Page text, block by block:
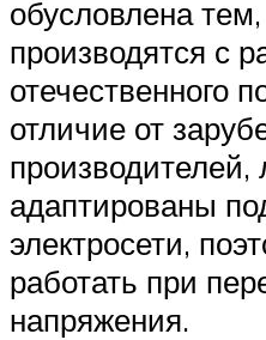
обусловлена
производятся с
отечественного
отличие от
производителей,
адаптированы
электросети,
работать при
напряжения.